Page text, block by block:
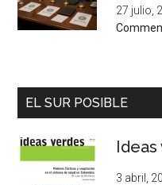
27 julio,
EL SUR POSIBLE
Ideas
3 abril,